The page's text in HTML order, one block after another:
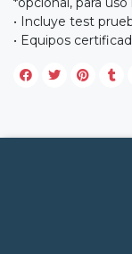
• Incluye test
• Equipos